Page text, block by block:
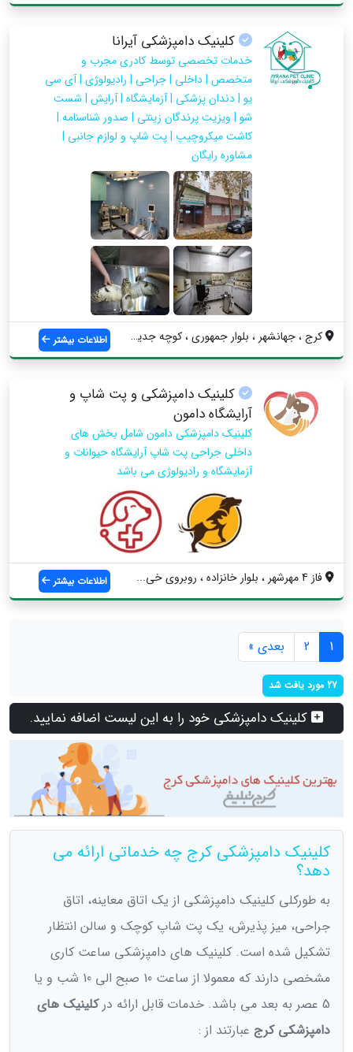
کلینیک دامپزشکی آیرانا
خدمات تخصصی توسط کادری مجرب و
متخصص | داخلی | جراحی | رادیولوژی | آی سی
یو | دندان پزشکی | آزمایشگاه | آرایش | شست
شو | ویزیت پرندگان زینتی | صدور شناسنامه |
کاشت میکروچیپ | پت شاپ و لوازم جانبی |
مشاوره رایگان
کرج ، جهانشهر ، بلوار جمهوری ، کوچه جدید... اطلاعات بیشتر
کلینیک دامپزشکی و پت شاپ و
آرایشگاه دامون
کلینیک دامپزشکی دامون شامل بخش های
داخلی جراحی پت شاپ آرایشگاه حیوانات و
آزمایشگاه و رادیولوژی می باشد
فاز 4 مهرشهر ، بلوار خانزاده ، روبروی خی... اطلاعات بیشتر
1
2 بعدی »
27 مورد یافت شد
کلینیک دامپزشکی خود را به این لیست اضافه نمایید.
کلینیک دامپزشکی کرج چه خدماتی ارائه می
دهد؟
به طورکلی کلینیک دامپزشکی از یک اتاق معاینه، اتاق
جراحی، میز پذیرش، یک پت شاپ کوچک و سالن انتظار
تشکیل شده است. کلینیک های دامپزشکی ساعت کاری
مشخصی دارند که معمولا از ساعت 10 صبح الی 10 شب و یا
5 عصر به بعد می باشد. خدمات قابل ارائه در
کلینیک های
دامپزشکی کرج عبارتند از :